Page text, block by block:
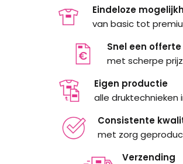
Eindeloze
van basic tot
Snel een offerte
met scherpe
Eigen productie
alle druktechnieken
Consistente
met zorg
Verzending